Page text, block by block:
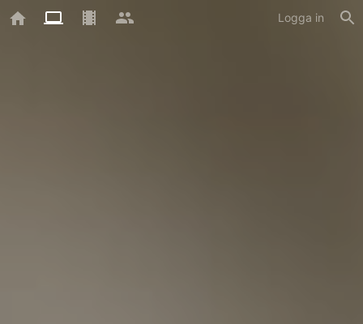
Logga in